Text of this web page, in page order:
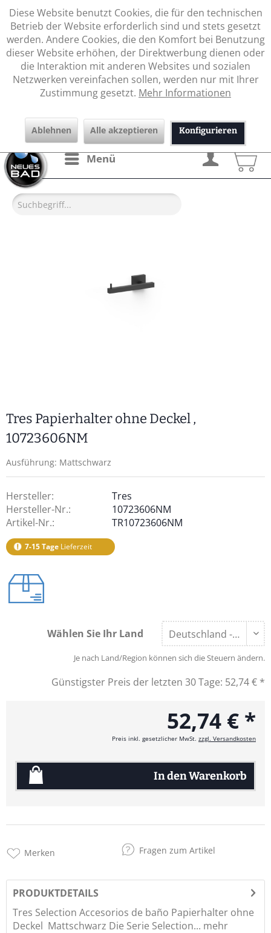
Menü
Tres Papierhalter ohne Deckel ,
10723606NM
Ausführung: Mattschwarz
Hersteller:
Tres
Hersteller-Nr.:
10723606NM
Artikel-Nr.:
TR10723606NM
7-15 Tage Lieferzeit
Wählen Sie Ihr Land
Je nach Land/Region können sich die Steuern ändern.
Günstigster Preis der letzten 30 Tage: 52,74 € *
52,74 € *
Preis inkl. gesetzlicher MwSt. zzgl. Versandkosten
In denWarenkorb
Merken Fragen zum Artikel
PRODUKTDETAILS
Tres Selection Accesorios de baño Papierhalter ohne
Deckel  Mattschwarz Die Serie Selection... mehr
Diese Website benutzt Cookies, die für den technischen
Betrieb der Website erforderlich sind und stets gesetzt
werden. Andere Cookies, die den Komfort bei Benutzung
dieser Website erhöhen, der Direktwerbung dienen oder
die Interaktion mit anderen Websites und sozialen
Netzwerken vereinfachen sollen, werden nur mit Ihrer
Zustimmung gesetzt. Mehr Informationen
Ablehnen Alle akzeptieren Konfigurieren